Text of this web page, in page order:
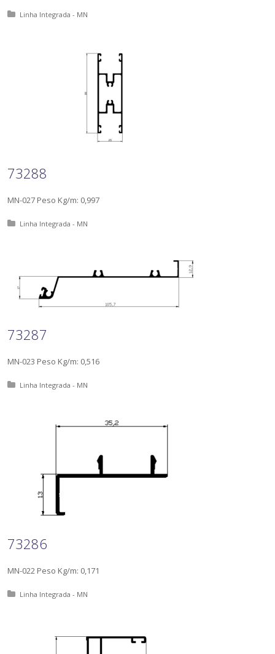
Posted in:
Linha Integrada - MN
73288
MN-027 Peso Kg/m: 0,997
Posted in:
Linha Integrada - MN
73287
MN-023 Peso Kg/m: 0,516
Posted in:
Linha Integrada - MN
73286
MN-022 Peso Kg/m: 0,171
Posted in:
Linha Integrada - MN